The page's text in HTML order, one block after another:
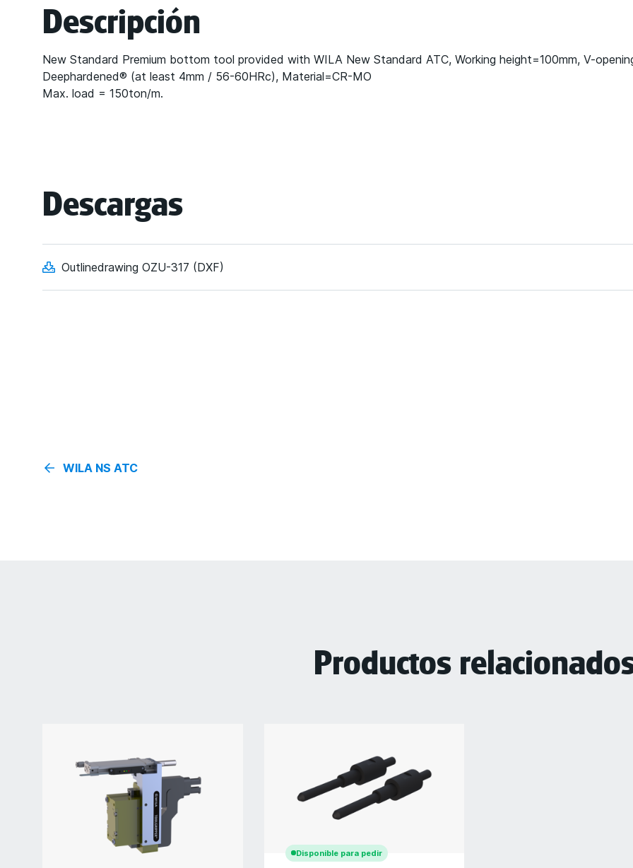
Descripción
New Standard Premium bottom tool provided with WILA New Standard ATC, Working height=100mm, V-
Deephardened® (at least 4mm / 56-60HRc), Material=CR-MO
Max. load = 150ton/m.
Descargas
Outlinedrawing OZU-317 (DXF)
WILA NS ATC
Productos
Disponible para pedir